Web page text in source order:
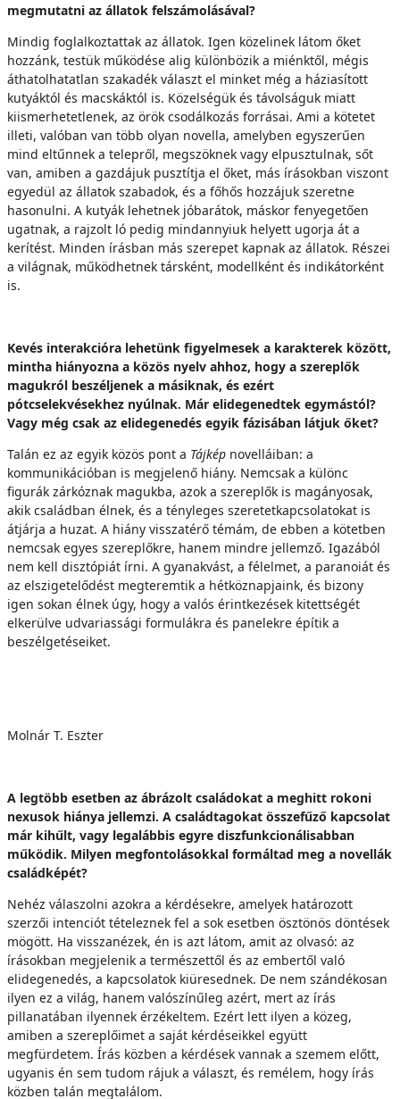
megmutatni az állatok felszámolásával?
Mindig foglalkoztattak az állatok. Igen közelinek látom őket
hozzánk, testük működése alig különbözik a miénktől, mégis
áthatolhatatlan szakadék választ el minket még a háziasított
kutyáktól és macskáktól is. Közelségük és távolságuk miatt
kiismerhetetlenek, az örök csodálkozás forrásai. Ami a kötetet
illeti, valóban van több olyan novella, amelyben egyszerűen
mind eltűnnek a telepről, megszöknek vagy elpusztulnak, sőt
van, amiben a gazdájuk pusztítja el őket, más írásokban viszont
egyedül az állatok szabadok, és a főhős hozzájuk szeretne
hasonulni. A kutyák lehetnek jóbarátok, máskor fenyegetően
ugatnak, a rajzolt ló pedig mindannyiuk helyett ugorja át a
kerítést. Minden írásban más szerepet kapnak az állatok. Részei
a világnak, működhetnek társként, modellként és indikátorként
is.
Kevés interakcióra lehetünk figyelmesek a karakterek között,
mintha hiányozna a közös nyelv ahhoz, hogy a szereplők
magukról beszéljenek a másiknak, és ezért
pótcselekvésekhez nyúlnak. Már elidegenedtek egymástól?
Vagy még csak az elidegenedés egyik fázisában látjuk őket?
Talán ez az egyik közös pont a Tájkép novelláiban: a
kommunikációban is megjelenő hiány. Nemcsak a különc
figurák zárkóznak magukba, azok a szereplők is magányosak,
akik családban élnek, és a tényleges szeretetkapcsolatokat is
átjárja a huzat. A hiány visszatérő témám, de ebben a kötetben
nemcsak egyes szereplőkre, hanem mindre jellemző. Igazából
nem kell disztópiát írni. A gyanakvást, a félelmet, a paranoiát és
az elszigetelődést megteremtik a hétköznapjaink, és bizony
igen sokan élnek úgy, hogy a valós érintkezések kitettségét
elkerülve udvariassági formulákra és panelekre építik a
beszélgetéseiket.
Molnár T. Eszter
A legtöbb esetben az ábrázolt családokat a meghitt rokoni
nexusok hiánya jellemzi. A családtagokat összefűző kapcsolat
már kihűlt, vagy legalábbis egyre diszfunkcionálisabban
működik. Milyen megfontolásokkal formáltad meg a novellák
családképét?
Nehéz válaszolni azokra a kérdésekre, amelyek határozott
szerzői intenciót tételeznek fel a sok esetben ösztönös döntések
mögött. Ha visszanézek, én is azt látom, amit az olvasó: az
írásokban megjelenik a természettől és az embertől való
elidegenedés, a kapcsolatok kiüresednek. De nem szándékosan
ilyen ez a világ, hanem valószínűleg azért, mert az írás
pillanatában ilyennek érzékeltem. Ezért lett ilyen a közeg,
amiben a szereplőimet a saját kérdéseikkel együtt
megfürdetem. Írás közben a kérdések vannak a szemem előtt,
ugyanis én sem tudom rájuk a választ, és remélem, hogy írás
közben talán megtalálom.